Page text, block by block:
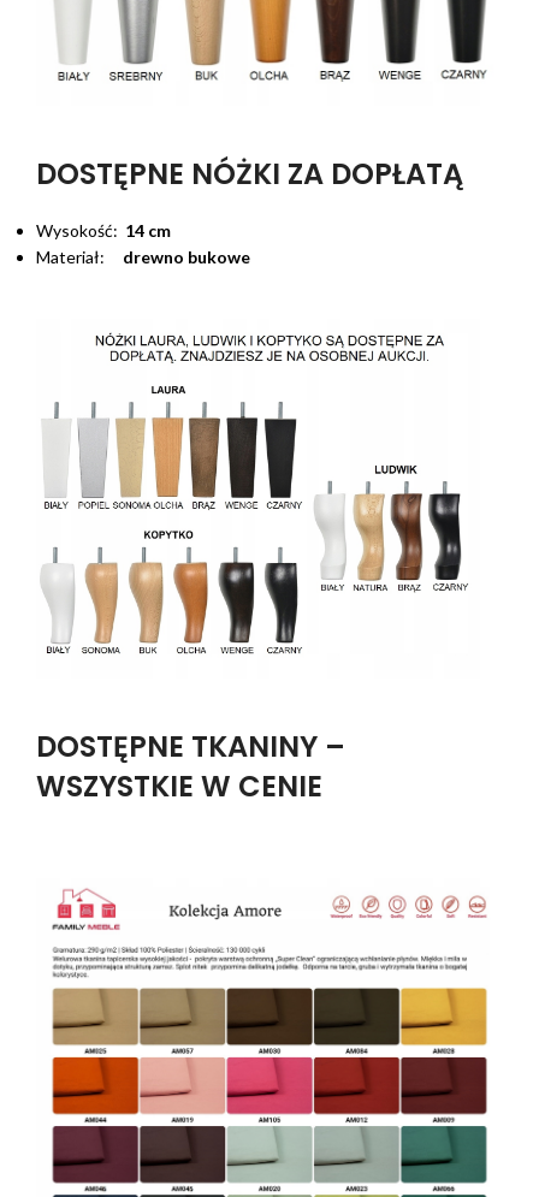
DOSTĘPNE NÓŻKI ZA DOPŁATĄ
Wysokość: 14 cm
Materiał: drewno bukowe
DOSTĘPNE TKANINY –
WSZYSTKIE W CENIE